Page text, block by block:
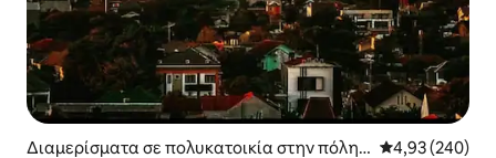
Διαμερίσματα σε πολυκατοικία στην πόλη Μέση
4,93 (240)